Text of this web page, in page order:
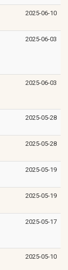
2025-06-10
2025-06-03
2025-06-03
2025-05-28
2025-05-28
2025-05-19
2025-05-19
2025-05-17
2025-05-10